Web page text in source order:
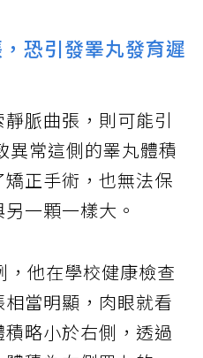
恐引發睪丸發育遲
脈曲張，則可能引
異常這側的睪丸體積
正手術，也無法保
一顆一樣大。
他在學校健康檢查
當明顯，肉眼就看
略小於右側，透過